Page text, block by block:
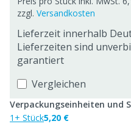
zzgl. Versandkosten
Lieferzeit innerhalb
Lieferzeiten sind
garantiert
Vergleichen
Verpackungseinheiten und
1+ Stück5,20 €